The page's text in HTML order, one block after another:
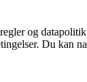
og
Du kan